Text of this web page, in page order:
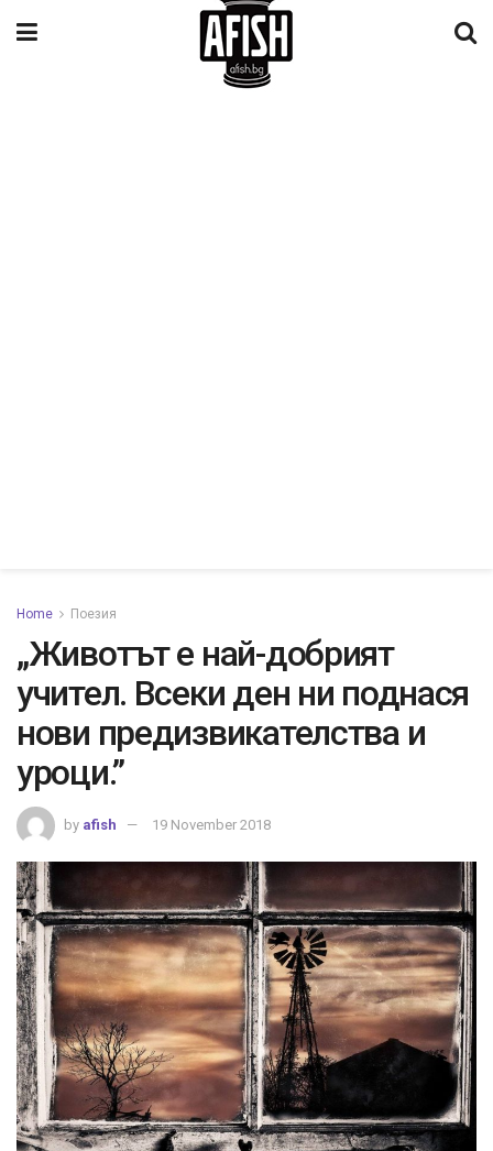
Home Поезия
„Животът е най-добрият
учител. Всеки ден ни поднася
нови предизвикателства и
уроци.”
by afish 19 November 2018